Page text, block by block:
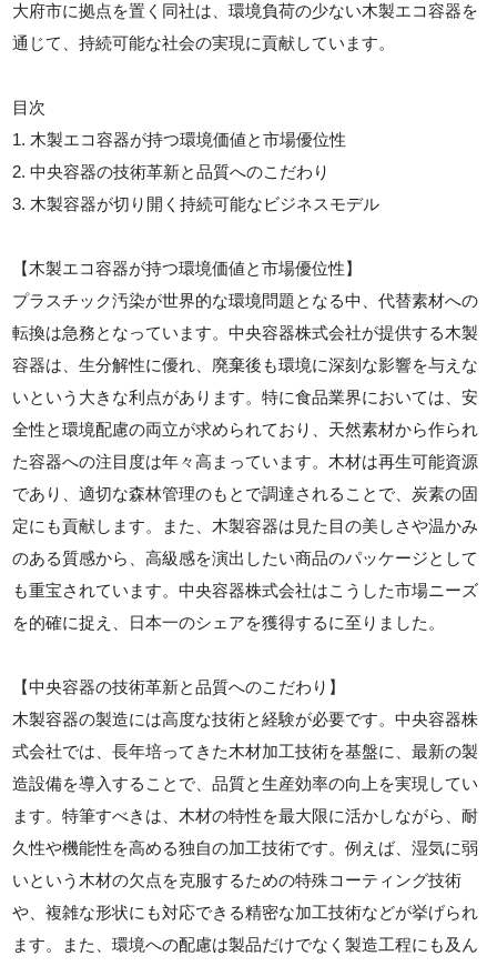
大府市に拠点を置く同社は、環境負荷の少ない木製エコ容器を
通じて、持続可能な社会の実現に貢献しています。
目次
1. 木製エコ容器が持つ環境価値と市場優位性
2. 中央容器の技術革新と品質へのこだわり
3. 木製容器が切り開く持続可能なビジネスモデル
【木製エコ容器が持つ環境価値と市場優位性】
プラスチック汚染が世界的な環境問題となる中、代替素材への
転換は急務となっています。中央容器株式会社が提供する木製
容器は、生分解性に優れ、廃棄後も環境に深刻な影響を与えな
いという大きな利点があります。特に食品業界においては、安
全性と環境配慮の両立が求められており、天然素材から作られ
た容器への注目度は年々高まっています。木材は再生可能資源
であり、適切な森林管理のもとで調達されることで、炭素の固
定にも貢献します。また、木製容器は見た目の美しさや温かみ
のある質感から、高級感を演出したい商品のパッケージとして
も重宝されています。中央容器株式会社はこうした市場ニーズ
を的確に捉え、日本一のシェアを獲得するに至りました。
【中央容器の技術革新と品質へのこだわり】
木製容器の製造には高度な技術と経験が必要です。中央容器株
式会社では、長年培ってきた木材加工技術を基盤に、最新の製
造設備を導入することで、品質と生産効率の向上を実現してい
ます。特筆すべきは、木材の特性を最大限に活かしながら、耐
久性や機能性を高める独自の加工技術です。例えば、湿気に弱
いという木材の欠点を克服するための特殊コーティング技術
や、複雑な形状にも対応できる精密な加工技術などが挙げられ
ます。また、環境への配慮は製品だけでなく製造工程にも及ん